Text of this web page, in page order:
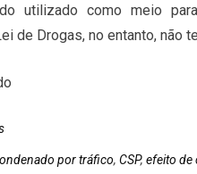
utilizado como meio
de Drogas, no entanto, não
por tráfico, CSP, efeito de